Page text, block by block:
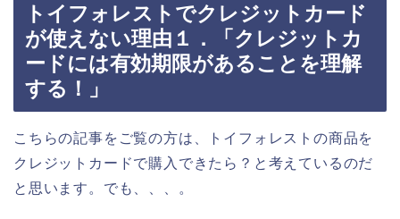
トイフォレストでクレジットカード
が使えない理由１．「クレジットカ
ードには有効期限があることを理解
する！」
こちらの記事をご覧の方は、トイフォレストの商品を
クレジットカードで購入できたら？と考えているのだ
と思います。でも、、、。